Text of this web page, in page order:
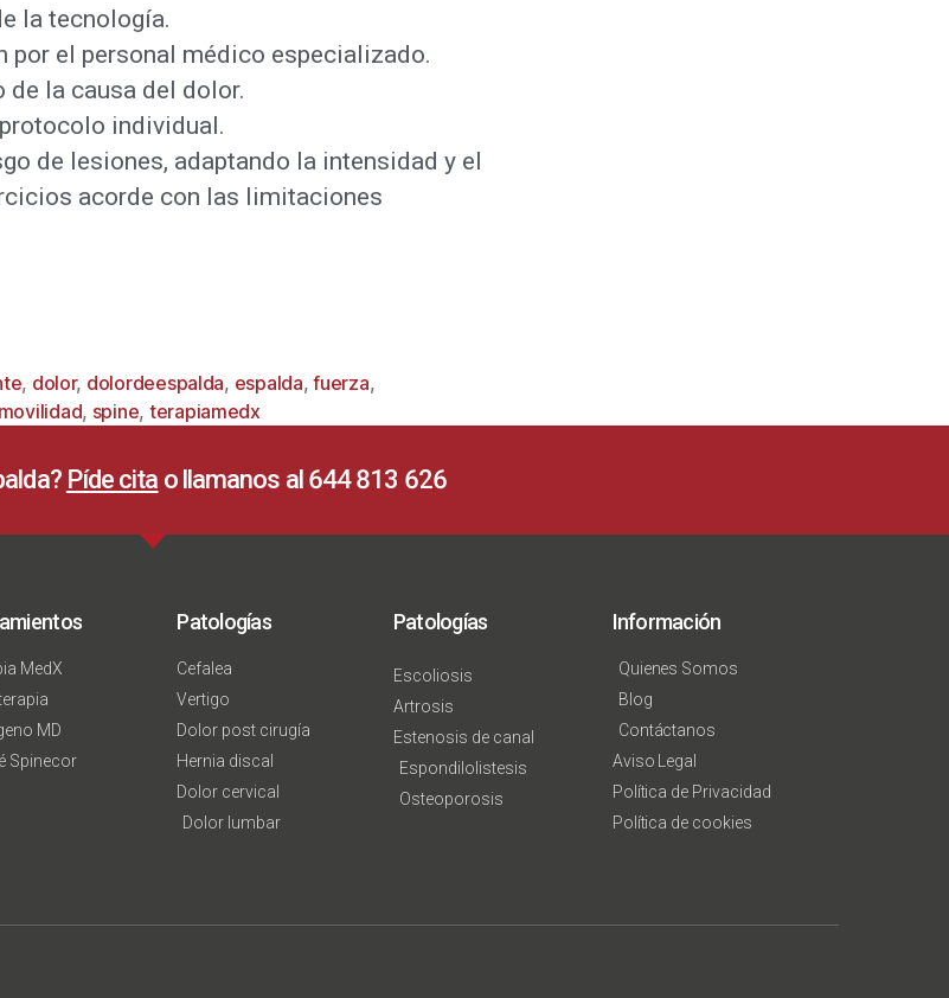
la tecnología.
por el personal médico especializado.
de la causa del dolor.
individual.
de lesiones, adaptando la intensidad y el
acorde con las limitaciones
, dolor, dolordeespalda, espalda,fuerza,
movilidad, spine, terapiamedx
Píde cita o llamanos al 644 813 626
MedX
MD
Spinecor
Patologías
Cefalea
Vertigo
Dolor post cirugía
Hernia discal
Dolor cervical
Dolor lumbar
Patologías
Escoliosis
Artrosis
Estenosis de canal
Espondilolistesis
Osteoporosis
Información
Quienes Somos
Blog
Contáctanos
Aviso Legal
Política de Privacidad
Política de cookies